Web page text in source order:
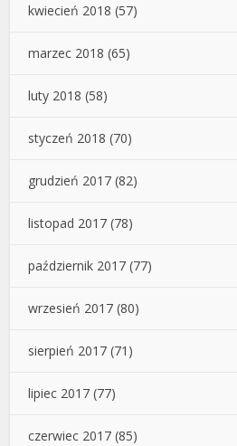
kwiecień 2018 (57)
marzec 2018 (65)
luty 2018 (58)
styczeń 2018 (70)
grudzień 2017 (82)
listopad 2017 (78)
październik 2017 (77)
wrzesień 2017 (80)
sierpień 2017 (71)
lipiec 2017 (77)
czerwiec 2017 (85)